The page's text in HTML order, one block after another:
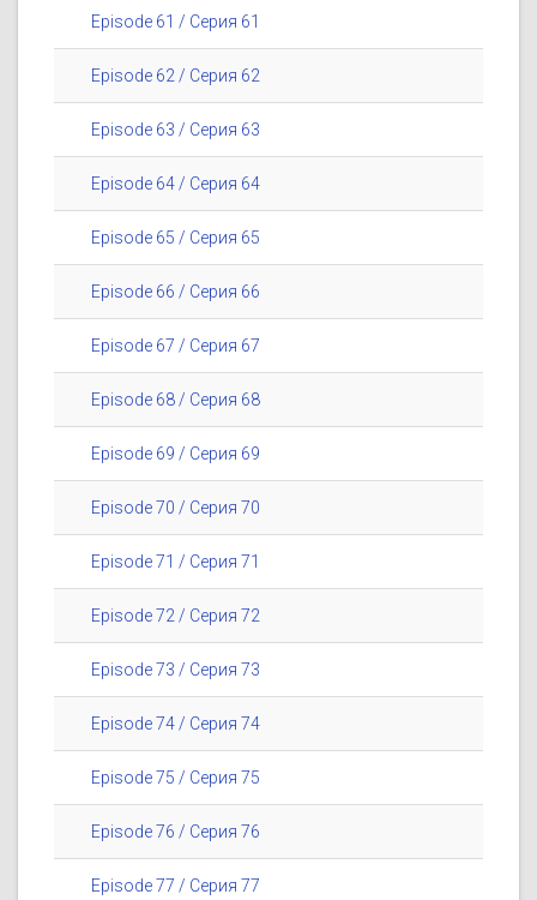
Episode 61 / Серия 61
Episode 62 / Серия 62
Episode 63 / Серия 63
Episode 64 / Серия 64
Episode 65 / Серия 65
Episode 66 / Серия 66
Episode 67 / Серия 67
Episode 68 / Серия 68
Episode 69 / Серия 69
Episode 70 / Серия 70
Episode 71 / Серия 71
Episode 72 / Серия 72
Episode 73 / Серия 73
Episode 74 / Серия 74
Episode 75 / Серия 75
Episode 76 / Серия 76
Episode 77 / Серия 77